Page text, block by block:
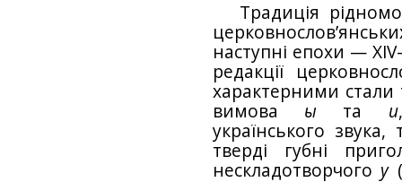
Традиція
наступні епохи —
редакції
характерними
вимова ы та и
українського
тверді губні
нескладотворчого у